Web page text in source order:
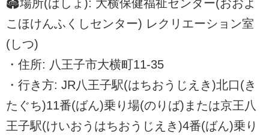
🏟️場所(ばしょ): 大横保健福祉センター(おおよ
こほけんふくしセンター) レクリエーション室
(しつ)
・住所: 八王子市大横町11-35
・行き方: JR八王子駅(はちおうじえき)北口(き
たぐち)11番(ばん)乗り場(のりば)または京王八
王子駅(けいおうはちおうじえき)4番(ばん)乗り